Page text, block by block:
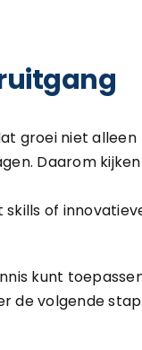
groei niet alleen
Daarom kijken
of
kunt
de volgende stap